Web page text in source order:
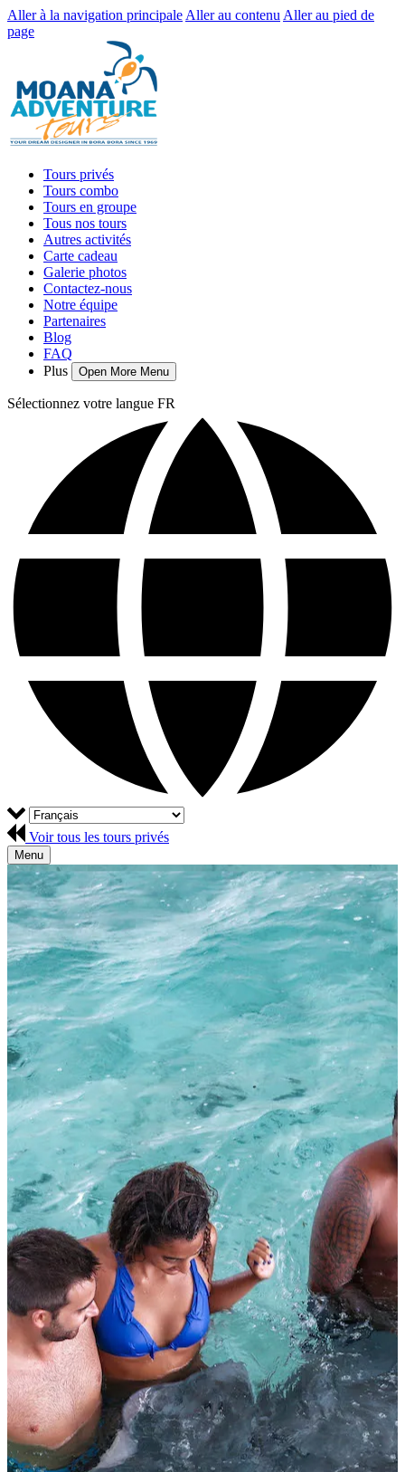
Aller à la navigation principale Aller au contenu Aller au pied de
page
Tours privés
Tours combo
Tours en groupe
Tous nos tours
Autres activités
Carte cadeau
Galerie photos
Contactez-nous
Notre équipe
Partenaires
Blog
FAQ
Plus
Open More Menu
Sélectionnez votre langue FR
Voir tous les tours privés
Menu